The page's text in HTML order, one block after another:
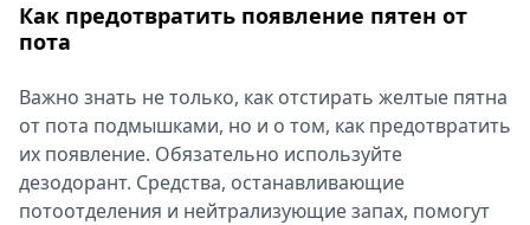
Как предотвратить появление пятен от
пота
Важно знать не только, как отстирать желтые пятна
от пота подмышками, но и о том, как предотвратить
их появление. Обязательно используйте
дезодорант. Средства, останавливающие
потоотделения и нейтрализующие запах, помогут